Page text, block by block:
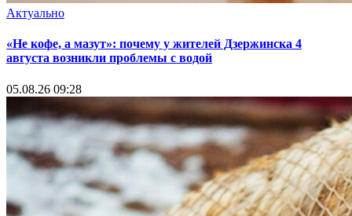
Актуально
«Не кофе, а мазут»: почему у жителей Дзержинска 4
августа возникли проблемы с водой
05.08.26 09:28